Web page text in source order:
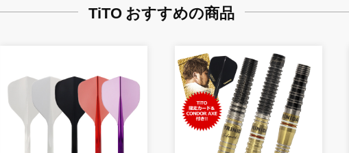
TiTO おすすめの商品